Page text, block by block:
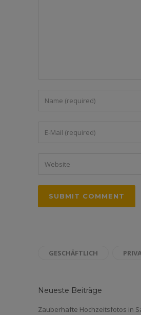
GESCHÄFTLICH
Neueste Beiträge
Zauberhafte Hochzeitsfotos in